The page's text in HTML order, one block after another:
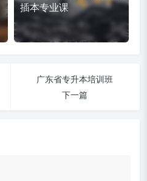
插本专业课
广东省专升本培训班
下一篇